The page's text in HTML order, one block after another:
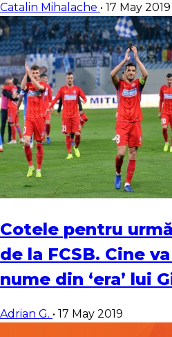
Catalin Mihalache • 17 May 2019
Cotele pentru
de la FCSB. Cine
nume din ‘era’ lui
Adrian G. • 17 May 2019